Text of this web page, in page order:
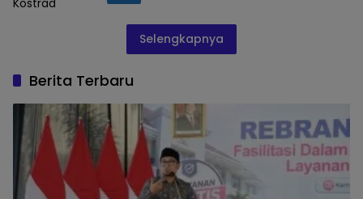
Selengkapnya
Berita Terbaru